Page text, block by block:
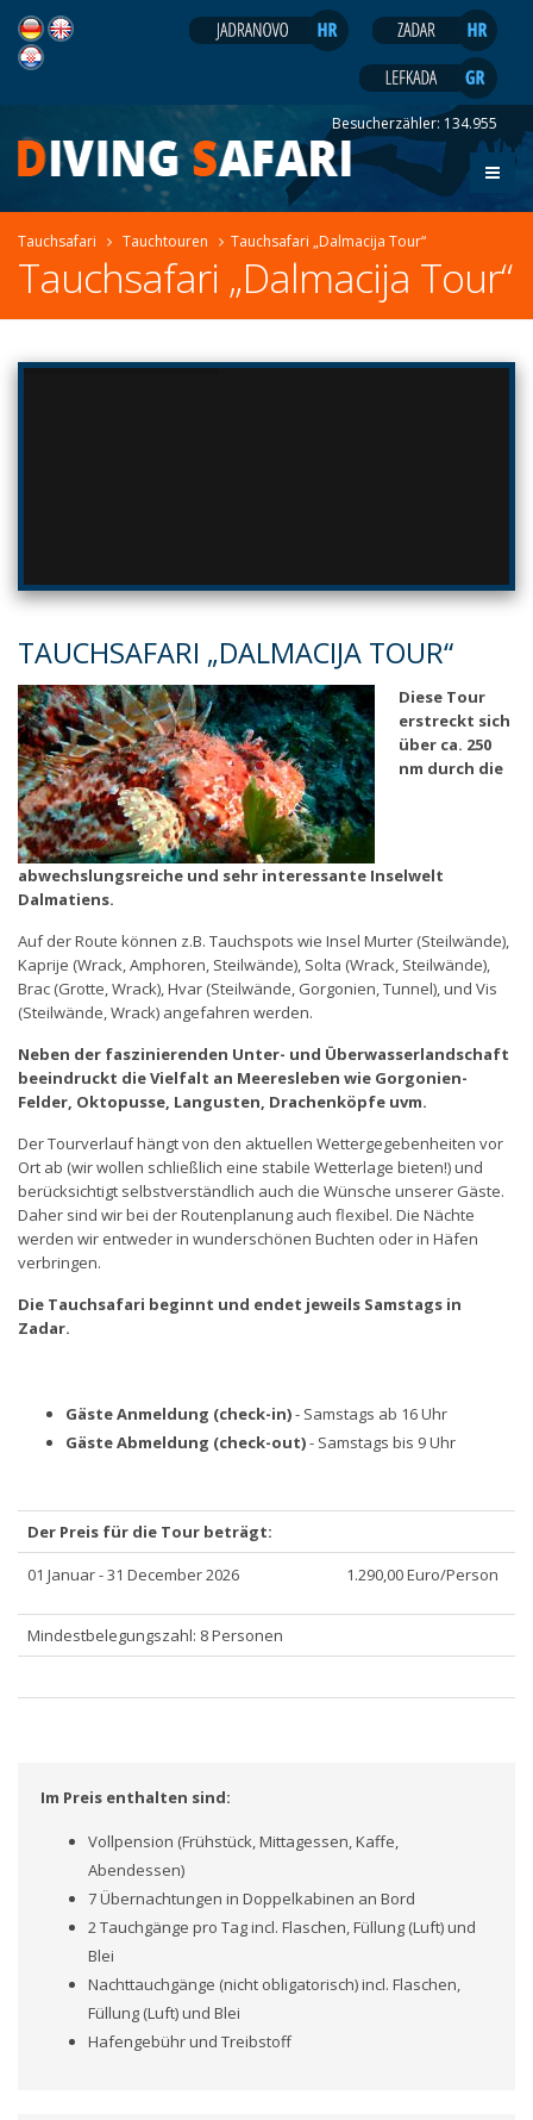
Besucherzähler: 134.955
Tauchsafari Tauchtouren Tauchsafari „Dalmacija Tour“
Tauchsafari „Dalmacija Tour“
TAUCHSAFARI „DALMACIJA TOUR“
Diese Tour
erstreckt sich
über ca. 250
nm durch die
abwechslungsreiche und sehr interessante Inselwelt
Dalmatiens.
Auf der Route können z.B. Tauchspots wie Insel Murter (Steilwände),
Kaprije (Wrack, Amphoren, Steilwände), Solta (Wrack, Steilwände),
Brac (Grotte, Wrack), Hvar (Steilwände, Gorgonien, Tunnel), und Vis
(Steilwände, Wrack) angefahren werden.
Neben der faszinierenden Unter- und Überwasserlandschaft
beeindruckt die Vielfalt an Meeresleben wie Gorgonien-
Felder, Oktopusse, Langusten, Drachenköpfe uvm.
Der Tourverlauf hängt von den aktuellen Wettergegebenheiten vor
Ort ab (wir wollen schließlich eine stabile Wetterlage bieten!) und
berücksichtigt selbstverständlich auch die Wünsche unserer Gäste.
Daher sind wir bei der Routenplanung auch flexibel. Die Nächte
werden wir entweder in wunderschönen Buchten oder in Häfen
verbringen.
Die Tauchsafari beginnt und endet jeweils Samstags in
Zadar.
Gäste Anmeldung (check-in)- Samstags ab 16 Uhr
Gäste Abmeldung (check-out)- Samstags bis 9 Uhr
Der Preis für die Tour beträgt:
01 Januar - 31 December 2026
1.290,00 Euro/Person
Mindestbelegungszahl: 8 Personen
Im Preis enthalten sind:
Vollpension (Frühstück, Mittagessen, Kaffe,
Abendessen)
7 Übernachtungen in Doppelkabinen an Bord
2 Tauchgänge pro Tag incl. Flaschen, Füllung (Luft) und
Blei
Nachttauchgänge (nicht obligatorisch) incl. Flaschen,
Füllung (Luft) und Blei
Hafengebühr und Treibstoff